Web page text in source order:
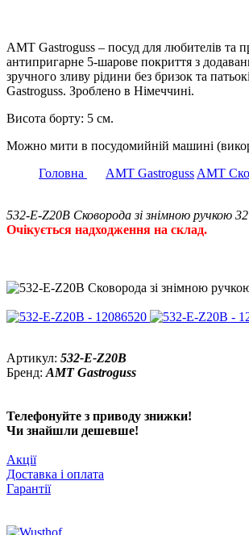
АМТ Gastroguss – посуд для любителів та
антипригарне 5-шарове покриття з
зручного зливу рідини без бризок та
Gastroguss. Зроблено в Німеччині.
Висота борту: 5 см.
Можно мити в посудомийній машині
Головна
AMT Gastroguss AMT
532-E-Z20B Сковорода зі знімною ручкою
Очікується надходження на склад.
Артикул: 532-E-Z20B
Бренд: AMT Gastroguss
Телефонуйте з приводу знижки!
Чи знайшли дешевше!
Акції
Доставка і оплата
Гарантії